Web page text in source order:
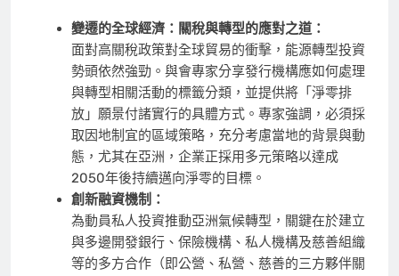
變遷的全球經濟：關稅與轉型的應對之道：
面對高關稅政策對全球貿易的衝擊，能源轉型投資
勢頭依然強勁。與會專家分享發行機構應如何處理
與轉型相關活動的標籤分類，並提供將「淨零排
放」願景付諸實行的具體方式。專家強調，必須採
取因地制宜的區域策略，充分考慮當地的背景與動
態，尤其在亞洲，企業正採用多元策略以達成
2050年後持續邁向淨零的目標。
創新融資機制：
為動員私人投資推動亞洲氣候轉型，關鍵在於建立
與多邊開發銀行、保險機構、私人機構及慈善組織
等的多方合作（即公營、私營、慈善的三方夥伴關